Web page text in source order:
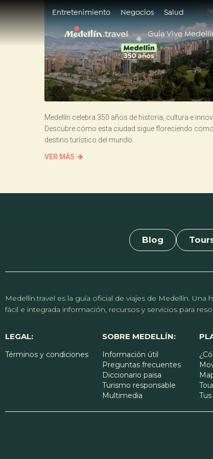
Entretenimiento Negocios Salud
Guía Vive
Medellín celebra 350 años de historia, cultura e
Descubre cómo esta ciudad sigue floreciendo como
destino turístico del mundo.
VER MÁS
Blog
Medellín.travel es la guía oficial de viajes de Medellín.
fácil e integrada información, recursos y servicios para
LEGAL:
Términos y condiciones
SOBRE MEDELLÍN:
Información útil
Preguntas frecuentes
Diccionario paisa
Turismo responsable
Multimedia